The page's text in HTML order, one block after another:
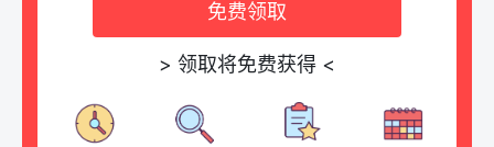
免费领取
> 领取将免费获得 <